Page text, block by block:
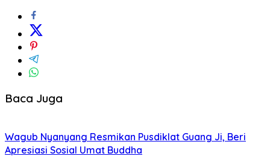
Baca Juga
Wagub Nyanyang Resmikan Pusdiklat Guang Ji, Beri
Apresiasi Sosial Umat Buddha